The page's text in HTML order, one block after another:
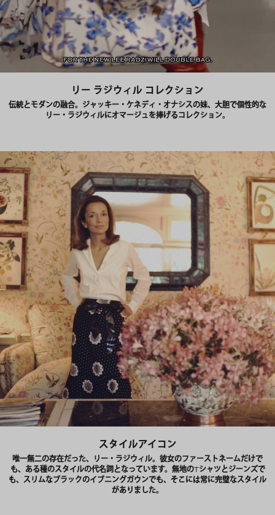
リー ラジウィル コレクション
伝統とモダンの融合。ジャッキー・ケネディ・オナシスの妹、大胆で個性的な
リー・ラジウィルにオマージュを捧げるコレクション。
スタイルアイコン
唯一無二の存在だった、リー・ラジウィル。彼女のファーストネームだけで
も、ある種のスタイルの代名詞となっています。無地のTシャツとジーンズで
も、スリムなブラックのイブニングガウンでも、そこには常に完璧なスタイル
がありました。